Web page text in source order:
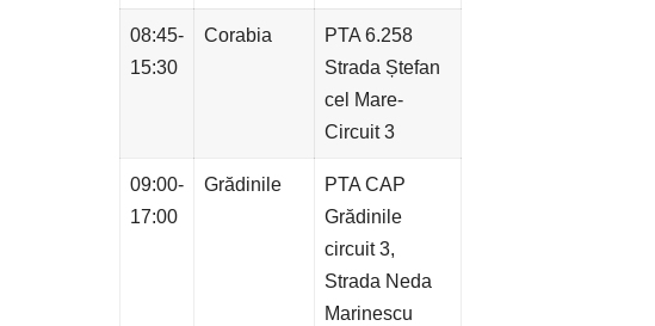
08:45-
15:30
Corabia
PTA 6.258
Strada Ștefan
cel Mare-
Circuit 3
09:00-
17:00
Grădinile
PTA CAP
Grădinile
circuit 3,
Strada Neda
Marinescu